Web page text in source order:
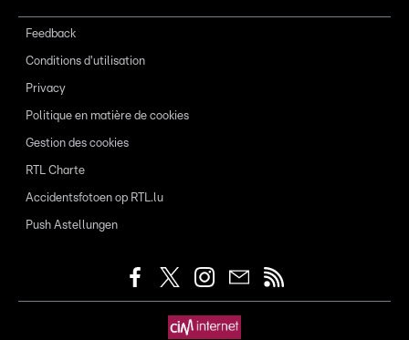
Feedback
Conditions d'utilisation
Privacy
Politique en matière de cookies
Gestion des cookies
RTL Charte
Accidentsfotoen op RTL.lu
Push Astellungen